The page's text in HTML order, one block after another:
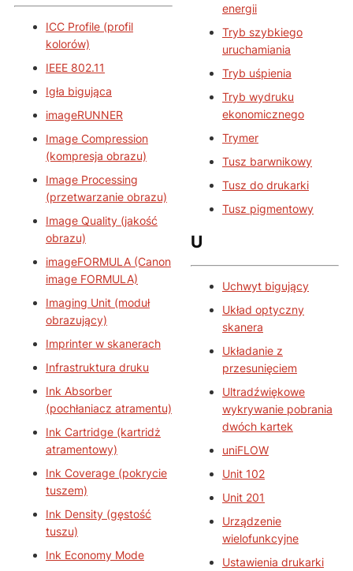
ICC Profile (profil
kolorów)
IEEE 802.11
Igła bigująca
imageRUNNER
Image Compression
(kompresja obrazu)
Image Processing
(przetwarzanie obrazu)
Image Quality (jakość
obrazu)
imageFORMULA (Canon
image FORMULA)
Imaging Unit (moduł
obrazujący)
Imprinter w skanerach
Infrastruktura druku
Ink Absorber
(pochłaniacz atramentu)
Ink Cartridge (kartridż
atramentowy)
Ink Coverage (pokrycie
tuszem)
Ink Density (gęstość
tuszu)
Ink Economy Mode
energii
Tryb szybkiego
uruchamiania
Tryb uśpienia
Tryb wydruku
ekonomicznego
Trymer
Tusz barwnikowy
Tusz do drukarki
Tusz pigmentowy
U
Uchwyt bigujący
Układ optyczny
skanera
Układanie z
przesunięciem
Ultradźwiękowe
wykrywanie pobrania
dwóch kartek
uniFLOW
Unit 102
Unit 201
Urządzenie
wielofunkcyjne
Ustawienia drukarki